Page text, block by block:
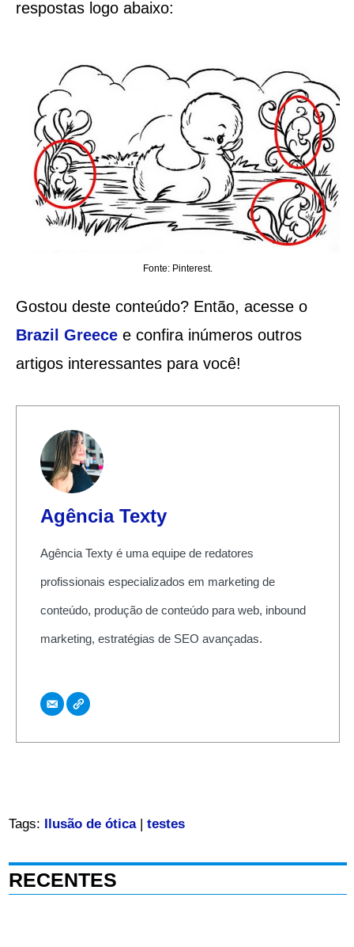
respostas logo abaixo:
Fonte: Pinterest.
Gostou deste conteúdo? Então, acesse o
Brazil Greecee confira inúmeros outros
artigos interessantes para você!
Agência Texty
Agência Texty é uma equipe de redatores
profissionais especializados em marketing de
conteúdo, produção de conteúdo para web, inbound
marketing, estratégias de SEO avançadas.
Tags: Ilusão de ótica| testes
RECENTES